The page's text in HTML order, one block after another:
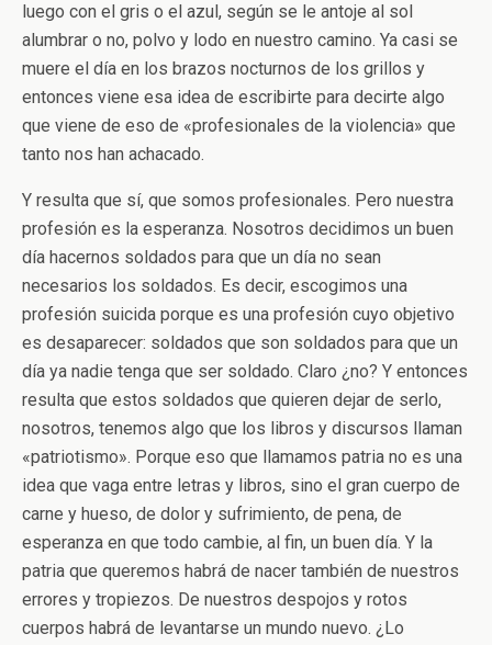
luego con el gris o el azul, según se le antoje al sol
alumbrar o no, polvo y lodo en nuestro camino. Ya casi se
muere el día en los brazos nocturnos de los grillos y
entonces viene esa idea de escribirte para decirte algo
que viene de eso de «profesionales de la violencia» que
tanto nos han achacado.
Y resulta que sí, que somos profesionales. Pero nuestra
profesión es la esperanza. Nosotros decidimos un buen
día hacernos soldados para que un día no sean
necesarios los soldados. Es decir, escogimos una
profesión suicida porque es una profesión cuyo objetivo
es desaparecer: soldados que son soldados para que un
día ya nadie tenga que ser soldado. Claro ¿no? Y entonces
resulta que estos soldados que quieren dejar de serlo,
nosotros, tenemos algo que los libros y discursos llaman
«patriotismo». Porque eso que llamamos patria no es una
idea que vaga entre letras y libros, sino el gran cuerpo de
carne y hueso, de dolor y sufrimiento, de pena, de
esperanza en que todo cambie, al fin, un buen día. Y la
patria que queremos habrá de nacer también de nuestros
errores y tropiezos. De nuestros despojos y rotos
cuerpos habrá de levantarse un mundo nuevo. ¿Lo